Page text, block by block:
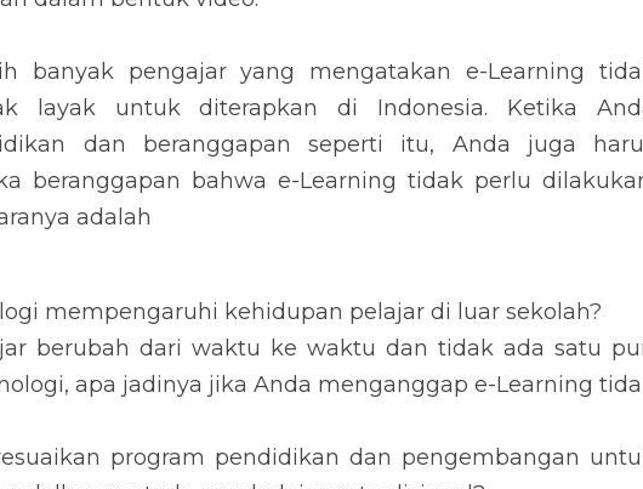
dalam bentuk video.
banyak pengajar yang mengatakan e-Learning tidak
layak untuk diterapkan di Indonesia. Ketika Anda
dan beranggapan seperti itu, Anda juga harus
beranggapan bahwa e-Learning tidak perlu dilakukan.
adalah
mempengaruhi kehidupan pelajar di luar sekolah?
berubah dari waktu ke waktu dan tidak ada satu pun
apa jadinya jika Anda menganggap e-Learning tidak
program pendidikan dan pengembangan untuk